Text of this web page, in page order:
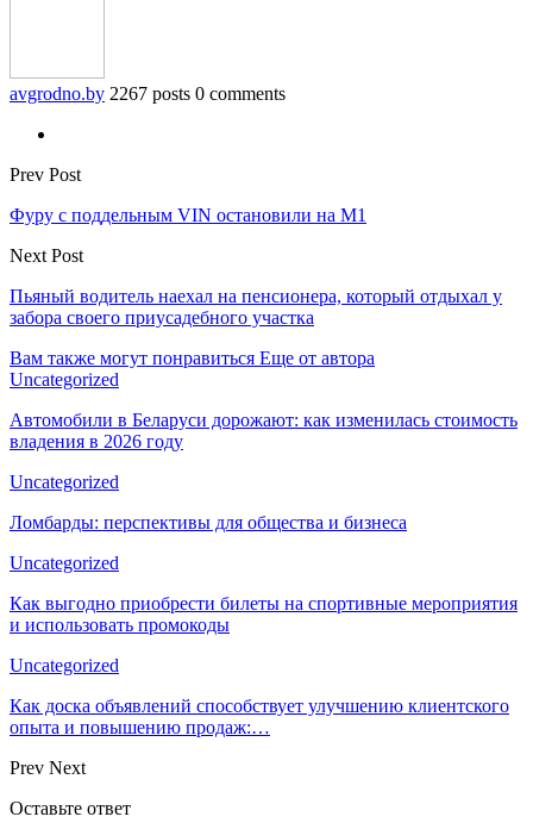
avgrodno.by 2267 posts 0 comments
Prev Post
Фуру с поддельным VIN остановили на М1
Next Post
Пьяный водитель наехал на пенсионера, который отдыхал у
забора своего приусадебного участка
Вам также могут понравиться Еще от автора
Uncategorized
Автомобили в Беларуси дорожают: как изменилась стоимость
владения в 2026 году
Uncategorized
Ломбарды: перспективы для общества и бизнеса
Uncategorized
Как выгодно приобрести билеты на спортивные мероприятия
и использовать промокоды
Uncategorized
Как доска объявлений способствует улучшению клиентского
опыта и повышению продаж:…
Prev Next
Оставьте ответ